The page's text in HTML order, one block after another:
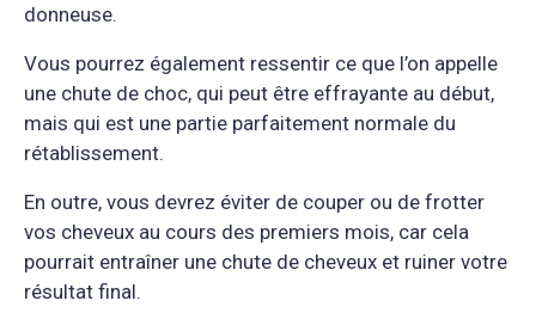
donneuse.
Vous pourrez également ressentir ce que l’on appelle
une chute de choc, qui peut être effrayante au début,
mais qui est une partie parfaitement normale du
rétablissement.
En outre, vous devrez éviter de couper ou de frotter
vos cheveux au cours des premiers mois, car cela
pourrait entraîner une chute de cheveux et ruiner votre
résultat final.